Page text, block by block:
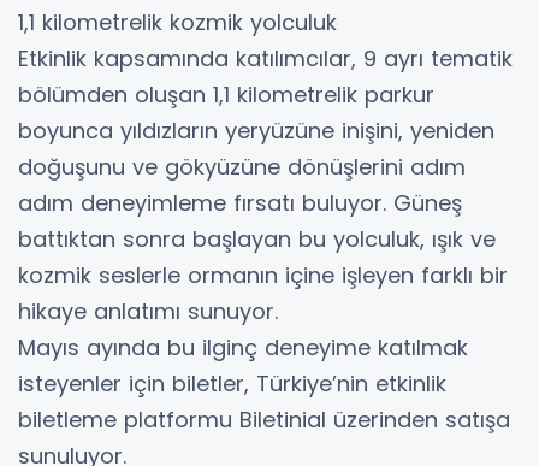
1,1 kilometrelik kozmik yolculuk
Etkinlik kapsamında katılımcılar, 9 ayrı tematik
bölümden oluşan 1,1 kilometrelik parkur
boyunca yıldızların yeryüzüne inişini, yeniden
doğuşunu ve gökyüzüne dönüşlerini adım
adım deneyimleme fırsatı buluyor. Güneş
battıktan sonra başlayan bu yolculuk, ışık ve
kozmik seslerle ormanın içine işleyen farklı bir
hikaye anlatımı sunuyor.
Mayıs ayında bu ilginç deneyime katılmak
isteyenler için biletler, Türkiye’nin etkinlik
biletleme platformu Biletinial üzerinden satışa
sunuluyor.